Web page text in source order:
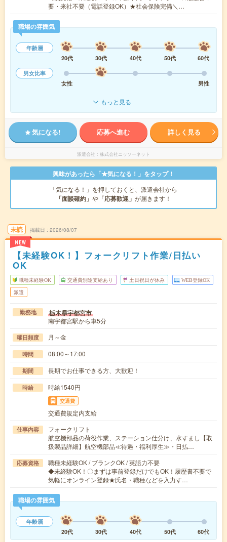
要・来社不要（電話登録OK）★社会保険完備＼…
職場の雰囲気
年齢層
20代
30代 40代 50代
60代
男女比率
女性
男性
もっと見る
気になる! 応募へ進む 詳しく見る
派遣会社 株式会社ニッソーネット
興味があったら「★気になる！」をタップ！
「気になる！」を押しておくと、派遣会社から
「面談確約」 や 「応募歓迎」 が届きます！
未読
NEW
掲載日 2026/08/07
【未経験OK！】フォークリフト作業/日払い
OK
職種未経験OK 交通費別途支給あり 土日祝日が休み WEB登録OK
派遣
勤務地 栃木県宇都宮市
南宇都宮駅から車5分
曜日頻度 月～金
時間 08:00～17:00
期間 長期でお仕事できる方、大歓迎！
時給 時給1540円
交通費
交通費規定内支給
仕事内容
フォークリフト
航空機部品の荷役作業、ステーション仕分け、水すまし【取
扱製品詳細】航空機部品≪待遇・福利厚生≫・日払…
応募資格
職種未経験OK / ブランクOK / 英語力不要
◆未経験OK！〇まずは事前登録だけでもOK！履歴書不要で
気軽にオンライン登録★氏名・職種などを入力す…
職場の雰囲気
年齢層
20代
30代 40代 50代 60代